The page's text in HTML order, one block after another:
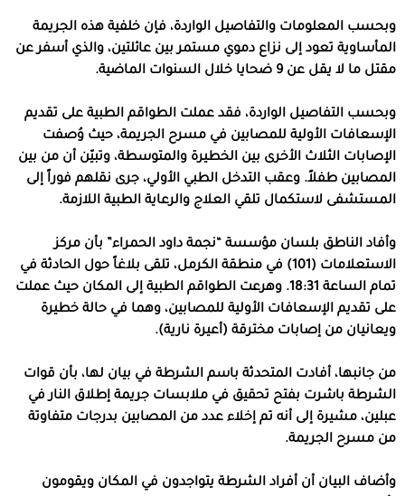
وبحسب المعلومات والتفاصيل الواردة، فإن خلفية هذه الجريمة
المأساوية تعود إلى نزاع دموي مستمر بين عائلتين، والذي أسفر عن
مقتل ما لا يقل عن 9 ضحايا خلال السنوات الماضية.
وبحسب التفاصيل الواردة، فقد عملت الطواقم الطبية على تقديم
الإسعافات الأولية للمصابين في مسرح الجريمة، حيث وُصفت
الإصابات الثلاث الأخرى بين الخطيرة والمتوسطة، وتبيّن أن من بين
المصابين طفلاً. وعقب التدخل الطبي الأولي، جرى نقلهم فوراً إلى
المستشفى لاستكمال تلقي العلاج والرعاية الطبية اللازمة.
وأفاد الناطق بلسان مؤسسة “نجمة داود الحمراء” بأن مركز
الاستعلامات (101) في منطقة الكرمل، تلقى بلاغاً حول الحادثة في
تمام الساعة 18:31. وهرعت الطواقم الطبية إلى المكان حيث عملت
على تقديم الإسعافات الأولية للمصابين، وهما في حالة خطيرة
ويعانيان من إصابات مخترقة (أعيرة نارية).
من جانبها، أفادت المتحدثة باسم الشرطة في بيان لها، بأن قوات
الشرطة باشرت بفتح تحقيق في ملابسات جريمة إطلاق النار في
عبلين، مشيرة إلى أنه تم إخلاء عدد من المصابين بدرجات متفاوتة
من مسرح الجريمة.
وأضاف البيان أن أفراد الشرطة يتواجدون في المكان ويقومون